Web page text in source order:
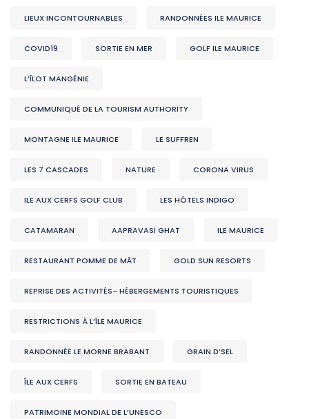
LIEUX INCONTOURNABLES RANDONNÉES ILE MAURICE
COVID19 SORTIE EN MER GOLF ILE MAURICE
L’ÎLOT MANGÉNIE
COMMUNIQUÉ DE LA TOURISM AUTHORITY
MONTAGNE ILE MAURICE LE SUFFREN
LES 7 CASCADES NATURE CORONA VIRUS
ILE AUX CERFS GOLF CLUB LES HÔTELS INDIGO
CATAMARAN AAPRAVASI GHAT ILE MAURICE
RESTAURANT POMME DE MÂT GOLD SUN RESORTS
REPRISE DES ACTIVITÉS- HÉBERGEMENTS TOURISTIQUES
RESTRICTIONS À L’ÎLE MAURICE
RANDONNÉE LE MORNE BRABANT GRAIN D’SEL
ÎLE AUX CERFS SORTIE EN BATEAU
PATRIMOINE MONDIAL DE L’UNESCO